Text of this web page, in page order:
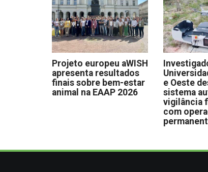
Projeto europeu aWISH
apresenta resultados
finais sobre bem-estar
animal na EAAP 2026
e Oeste
sistema
vigilância
com